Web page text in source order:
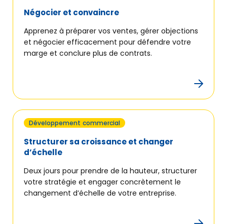
Négocier et convaincre
Apprenez à préparer vos ventes, gérer objections
et négocier efficacement pour défendre votre
marge et conclure plus de contrats.
Développement commercial
Structurer sa croissance et changer
d’échelle
Deux jours pour prendre de la hauteur, structurer
votre stratégie et engager concrètement le
changement d’échelle de votre entreprise.